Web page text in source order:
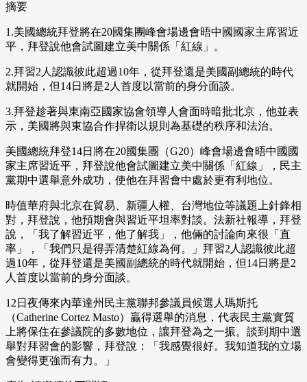
摘要
1.美國總統拜登將在20國集團峰會場邊會晤中國國家主席習近
平，拜登說他會試圖建立美中關係「紅線」。
2.拜習2人認識彼此超過10年，從拜登還是美國副總統的時代
就開始，但14日將是2人首度以當前的身分面談。
3.拜登趁著與東南亞國家協會領導人會面時暗批北京，他並表
示，美國將與東協合作捍衛以規則為基礎的秩序和法治。
美國總統拜登14日將在20國集團（G20）峰會場邊會晤中國國
家主席習近平，拜登說他會試圖建立美中關係「紅線」，民主
黨期中選舉意外成功，使他在拜習會中處於更有利地位。
時值華府與北京在貿易、新疆人權、台灣地位等議題上針鋒相
對，拜登說，他預期會與習近平坦率對談。法新社報導，拜登
說，「我了解習近平，他了解我」，他倆的討論向來很「直
率」，「我們只是得弄清楚紅線為何。」拜習2人認識彼此超
過10年，從拜登還是美國副總統的時代就開始，但14日將是2
人首度以當前的身分面談。
12日夜傳來內華達州民主黨聯邦參議員候選人瑪斯托
（Catherine Cortez Masto）贏得選舉的消息，代表民主黨實質
上將保住在參議院的多數地位，讓拜登為之一振。談到期中選
舉對拜習會的影響，拜登說：「我感覺很好。我知道我的立場
會變得更強而有力。」